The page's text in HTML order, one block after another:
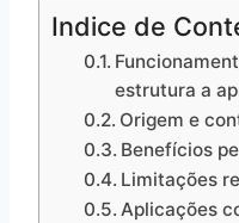
Indice de
estrutura a
Origem e
Benefícios
Limitações
Aplicações